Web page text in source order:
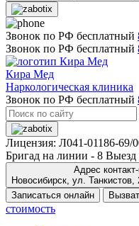
Звонок по РФ бесплатный
Звонок по РФ бесплатный
Кира Мед
Наркологическая клиника
Звонок по РФ бесплатный
Лицензия: Л041-01186-69/
Бригад на линии - 8 Выезд
Адрес
Новосибирск, ул.
Записаться онлайн
стоимость